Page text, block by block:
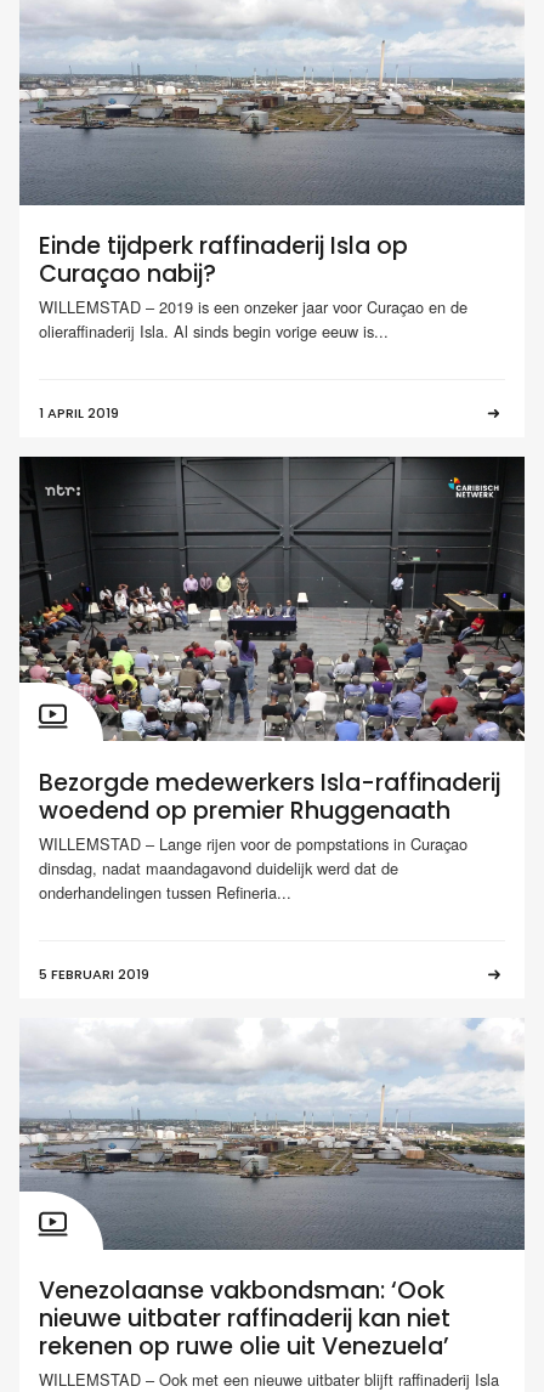
Einde tijdperk raffinaderij Isla op
Curaçao nabij?
WILLEMSTAD – 2019 is een onzeker jaar voor Curaçao en de
olieraffinaderij Isla. Al sinds begin vorige eeuw is...
1 APRIL 2019
Bezorgde medewerkers Isla-raffinaderij
woedend op premier Rhuggenaath
WILLEMSTAD – Lange rijen voor de pompstations in Curaçao
dinsdag, nadat maandagavond duidelijk werd dat de
onderhandelingen tussen Refineria...
5 FEBRUARI 2019
Venezolaanse vakbondsman: ‘Ook
nieuwe uitbater raffinaderij kan niet
rekenen op ruwe olie uit Venezuela’
WILLEMSTAD – Ook met een nieuwe uitbater blijft raffinaderij Isla